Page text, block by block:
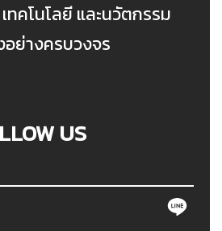
ทคโนโลยี และนวัตกรรม
ย่างครบวงจร
US